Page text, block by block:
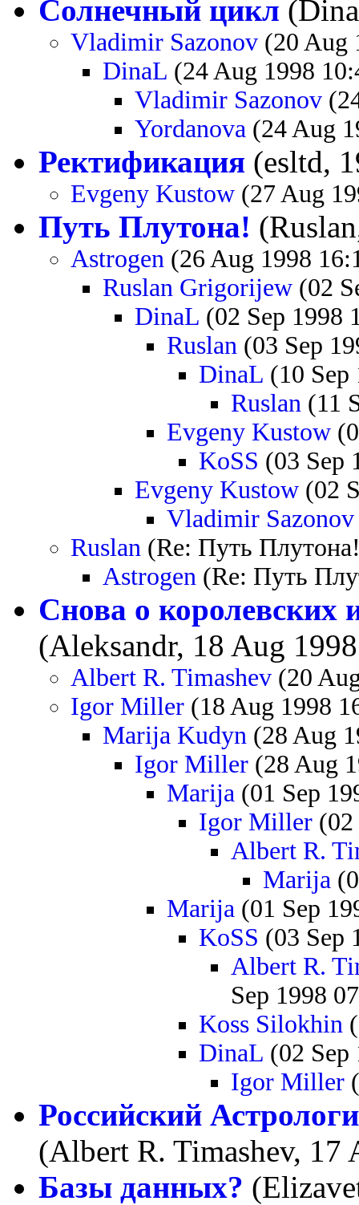
Солнечный цикл
Vladimir Sazonov (20 Aug
DinaL (24 Aug 1998
Vladimir Sazonov
Yordanova (24 Aug
Ректификация (esltd,
Evgeny Kustow (27 Aug
Путь Плутона!
Astrogen (26 Aug 1998
Ruslan Grigorijew (02
DinaL (02 Sep 1998
Ruslan (03 Sep
DinaL (10 Sep
Ruslan (11
Evgeny Kustow
KoSS (03 Sep
Evgeny Kustow (02
Vladimir Sazonov
Ruslan (Re: Путь
Astrogen (Re: Путь
Снова о королевских
(Aleksandr, 18 Aug
Albert R. Timashev (20
Igor Miller (18 Aug 1998
Marija Kudyn (28 Aug
Igor Miller (28 Aug
Marija (01 Sep
Igor Miller (02
Albert R.
Marija
Marija (01 Sep
KoSS (03 Sep
Albert R.
Sep 1998
Koss Silokhin
DinaL (02 Sep
Igor Miller
Российский
(Albert R. Timashev, 17
Базы данных?